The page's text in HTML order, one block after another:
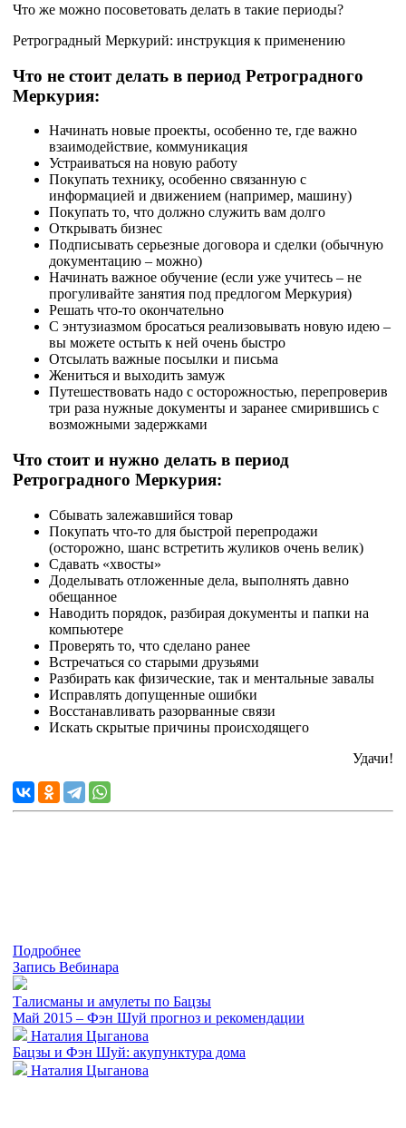
Что же можно посоветовать делать в такие периоды?
Ретроградный Меркурий: инструкция к применению
Что не стоит делать в период Ретроградного
Меркурия:
Начинать новые проекты, особенно те, где важно
взаимодействие, коммуникация
Устраиваться на новую работу
Покупать технику, особенно связанную с
информацией и движением (например, машину)
Покупать то, что должно служить вам долго
Открывать бизнес
Подписывать серьезные договора и сделки (обычную
документацию – можно)
Начинать важное обучение (если уже учитесь – не
прогуливайте занятия под предлогом Меркурия)
Решать что-то окончательно
С энтузиазмом бросаться реализовывать новую идею –
вы можете остыть к ней очень быстро
Отсылать важные посылки и письма
Жениться и выходить замуж
Путешествовать надо с осторожностью, перепроверив
три раза нужные документы и заранее смирившись с
возможными задержками
Что стоит и нужно делать в период
Ретроградного Меркурия:
Сбывать залежавшийся товар
Покупать что-то для быстрой перепродажи
(осторожно, шанс встретить жуликов очень велик)
Сдавать «хвосты»
Доделывать отложенные дела, выполнять давно
обещанное
Наводить порядок, разбирая документы и папки на
компьютере
Проверять то, что сделано ранее
Встречаться со старыми друзьями
Разбирать как физические, так и ментальные завалы
Исправлять допущенные ошибки
Восстанавливать разорванные связи
Искать скрытые причины происходящего
Удачи!
Подробнее
Запись Вебинара
Талисманы и амулеты по Бацзы
Май 2015 – Фэн Шуй прогноз и рекомендации
Наталия Цыганова
Бацзы и Фэн Шуй: акупунктура дома
Наталия Цыганова